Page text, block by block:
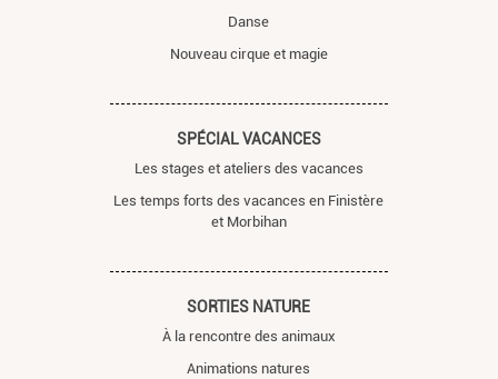
Danse
Nouveau cirque et magie
SPÉCIAL VACANCES
Les stages et ateliers des vacances
Les temps forts des vacances en Finistère
et Morbihan
SORTIES NATURE
À la rencontre des animaux
Animations natures